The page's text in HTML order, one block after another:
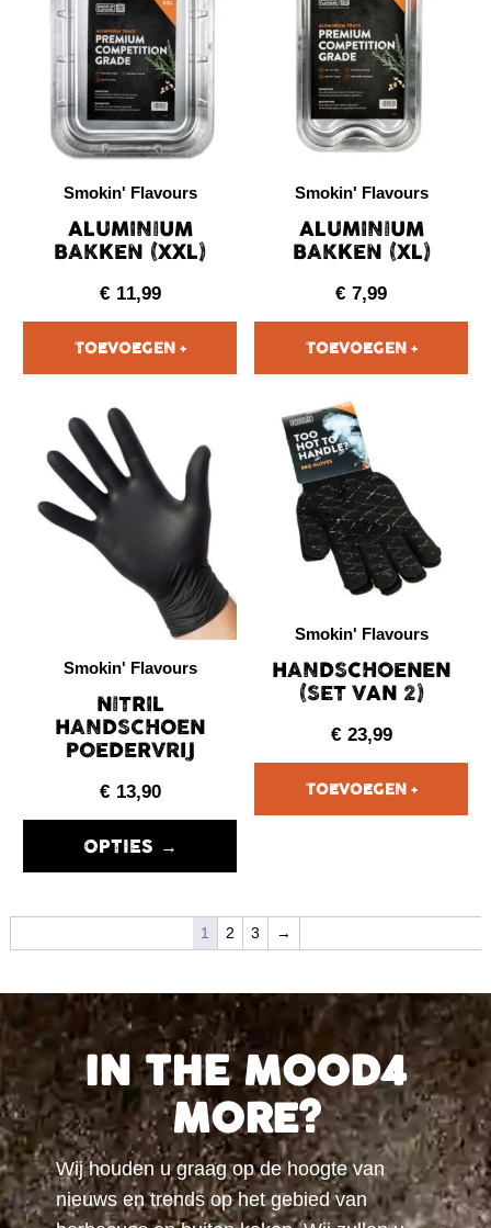
Smokin' Flavours
ALUMINIUM
BAKKEN (XXL)
€ 11,99
Smokin' Flavours
ALUMINIUM
BAKKEN (XL)
€ 7,99
Smokin' Flavours
NITRIL
HANDSCHOEN
POEDERVRIJ
€ 13,90
OPTIES →
Smokin' Flavours
HANDSCHOENEN
(SET VAN 2)
€ 23,99
1 2 3 →
IN THE MOOD4
MORE?
Wij houden u graag op de hoogte van
nieuws en trends op het gebied van